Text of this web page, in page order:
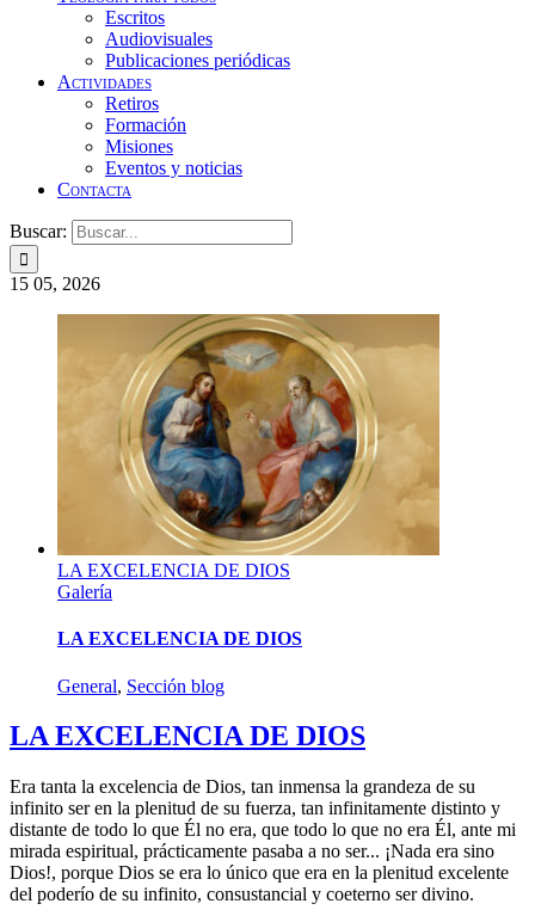
Escritos
Audiovisuales
Publicaciones periódicas
Actividades
Retiros
Formación
Misiones
Eventos y noticias
Contacta
Buscar:
15 05, 2026
LA EXCELENCIA DE DIOS
Galería
LA EXCELENCIA DE DIOS
General, Sección blog
LA EXCELENCIA DE DIOS
Era tanta la excelencia de Dios, tan inmensa la grandeza de su
infinito ser en la plenitud de su fuerza, tan infinitamente distinto y
distante de todo lo que Él no era, que todo lo que no era Él, ante mi
mirada espiritual, prácticamente pasaba a no ser... ¡Nada era sino
Dios!, porque Dios se era lo único que era en la plenitud excelente
del poderío de su infinito, consustancial y coeterno ser divino.